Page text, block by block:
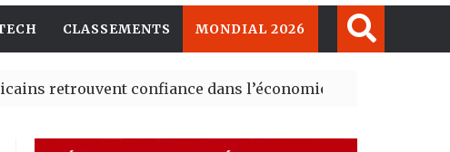
CLASSEMENTS MONDIAL 2026
confiance dans l’économie, mais trois grands